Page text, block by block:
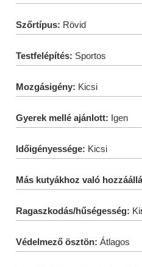
Szőrtípus: Rövid
Testfelépítés: Sportos
Mozgásigény: Kicsi
Gyerek mellé ajánlott: Igen
Időigényessége: Kicsi
Más kutyákhoz való
Ragaszkodás/hűségesség:
Védelmező ösztön: Átlagos